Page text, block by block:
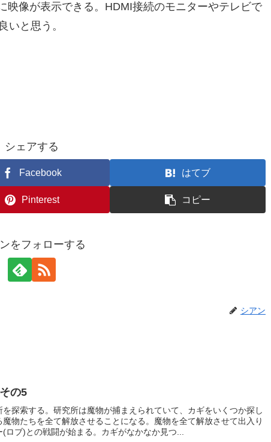
映像が表示できる。HDMI接続のモニターやテレビで
いと思う。
シェアする
Facebook はてブ
Pinterest コピー
をフォローする
シアン
の5
探索する。研究所は魔物が捕まえられていて、カギをいくつか探し
物たちを全て解放させることになる。魔物を全て解放させて出入り
ロブ)との戦闘が始まる。カギがなかなか見つ...